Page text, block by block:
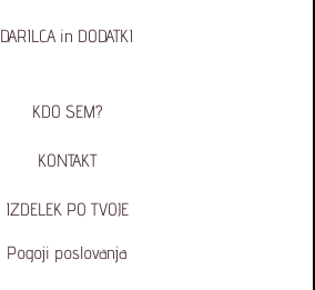
DARILCA in DODATKI
KDO SEM?
KONTAKT
IZDELEK PO TVOJE
Pogoji poslovanja